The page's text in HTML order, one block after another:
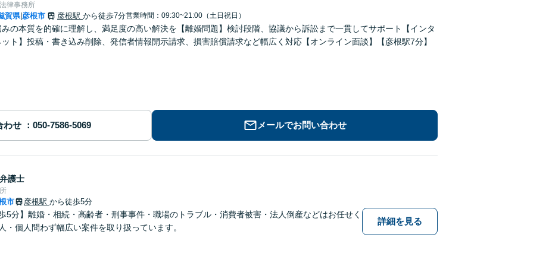
律事務所
賀県| 彦根市 彦根駅 から徒歩7分営業時間：09:30~21:00（土日祝日）
みの本質を的確に理解し、満足度の高い解決を【離婚問題】検討段階、協議から訴訟まで一貫してサポート【インタ
ット】投稿・書き込み削除、発信者情報開示請求、損害賠償請求など幅広く対応【オンライン面談】【彦根駅7分】
わせ メールでお問い合わせ
弁護士
市 彦根駅 から徒歩5分
5分】離婚・相続・高齢者・刑事事件・職場のトラブル・消費者被害・法人倒産などはお任せく
・個人問わず幅広い案件を取り扱っています。
詳細を見る